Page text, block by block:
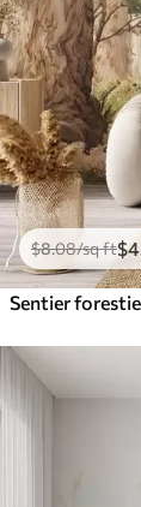
$8.08/sq ft$4